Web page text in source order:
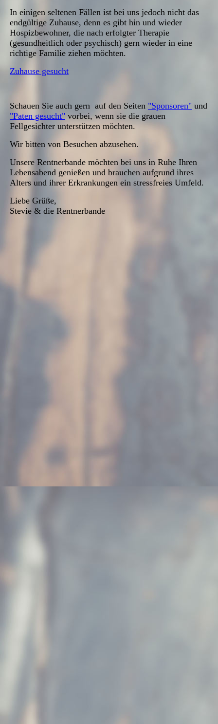
In einigen seltenen Fällen ist bei uns jedoch nicht das
endgültige Zuhause, denn es gibt hin und wieder
Hospizbewohner, die nach erfolgter Therapie
(gesundheitlich oder psychisch) gern wieder in eine
richtige Familie ziehen möchten.
Zuhause gesucht
Schauen Sie auch gern auf den Seiten "Sponsoren" und
"Paten gesucht" vorbei, wenn sie die grauen
Fellgesichter unterstützen möchten.
Wir bitten von Besuchen abzusehen.
Unsere Rentnerbande möchten bei uns in Ruhe Ihren
Lebensabend genießen und brauchen aufgrund ihres
Alters und ihrer Erkrankungen ein stressfreies Umfeld.
Liebe Grüße,
Stevie & die Rentnerbande